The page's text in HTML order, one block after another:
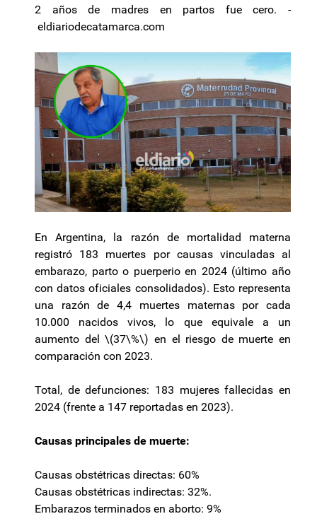
2 años de madres en partos fue cero. -
eldiariodecatamarca.com
En Argentina, la razón de mortalidad materna
registró 183 muertes por causas vinculadas al
embarazo, parto o puerperio en 2024 (último año
con datos oficiales consolidados). Esto representa
una razón de 4,4 muertes maternas por cada
10.000 nacidos vivos, lo que equivale a un
aumento del \(37\%\) en el riesgo de muerte en
comparación con 2023.
Total, de defunciones: 183 mujeres fallecidas en
2024 (frente a 147 reportadas en 2023).
Causas principales de muerte:
Causas obstétricas directas: 60%
Causas obstétricas indirectas: 32%.
Embarazos terminados en aborto: 9%